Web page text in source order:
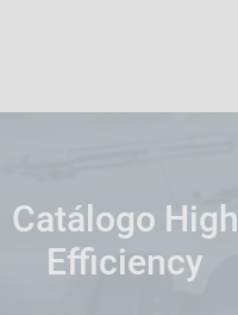
Catálogo High
Efficiency